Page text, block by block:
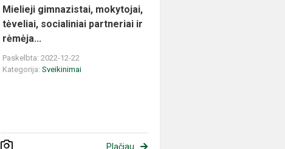
Mielieji gimnazistai, mokytojai,
tėveliai, socialiniai partneriai ir
rėmėja...
Paskelbta: 2022-12-22
Kategorija:Sveikinimai
Plačiau